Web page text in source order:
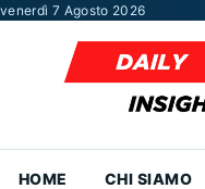
Vai al contenuto
venerdì 7 Agosto 2026
HOME CHI SIAMO